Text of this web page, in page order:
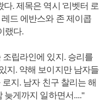
. 제목은 역시 '리벳터 로
드 에반스와 존 제이콥
랬다.
립라인에 있지. 승리를
지. 약해 보이지만 남자들
지. 남자 친구 찰리는 해
늦게까지 일하면서...."